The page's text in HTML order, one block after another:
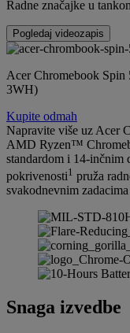
Radne značajke u
Pogledaj videozapis
Acer Chromebook
3WH)
Kupite odmah
Napravite više uz Acer
AMD Ryzen™
standardom i 14-inčnim
pokrivenosti1 pruža
svakodnevnim
Snaga izvedbe